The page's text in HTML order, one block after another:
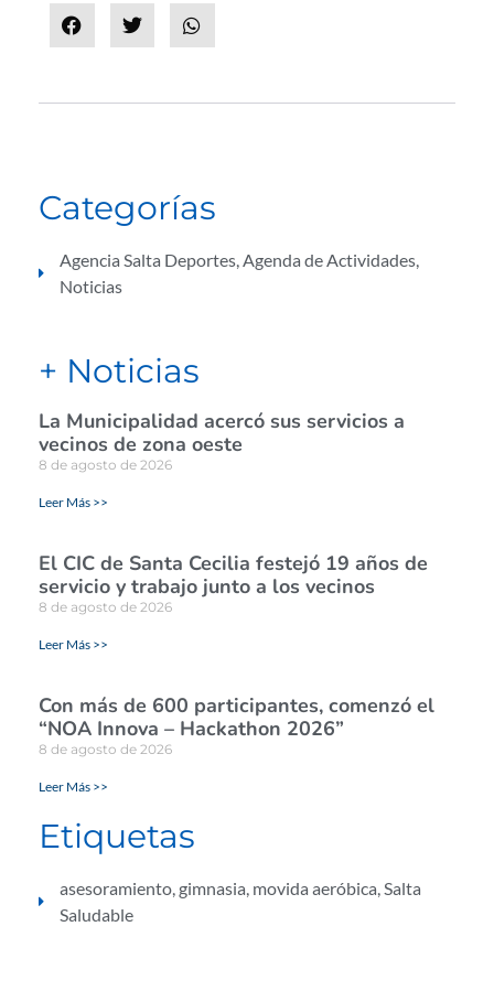
Categorías
Agencia Salta Deportes,Agenda de Actividades,
Noticias
+ Noticias
La Municipalidad acercó sus servicios a
vecinos de zona oeste
8 de agosto de 2026
Leer Más >>
El CIC de Santa Cecilia festejó 19 años de
servicio y trabajo junto a los vecinos
8 de agosto de 2026
Leer Más >>
Con más de 600 participantes, comenzó el
“NOA Innova – Hackathon 2026”
8 de agosto de 2026
Leer Más >>
Etiquetas
asesoramiento, gimnasia, movida aeróbica,Salta
Saludable